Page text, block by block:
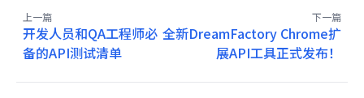
上一篇
开发人员和QA工程师必
备的API测试清单
下一篇
全新DreamFactory Chrome扩
展API工具正式发布！